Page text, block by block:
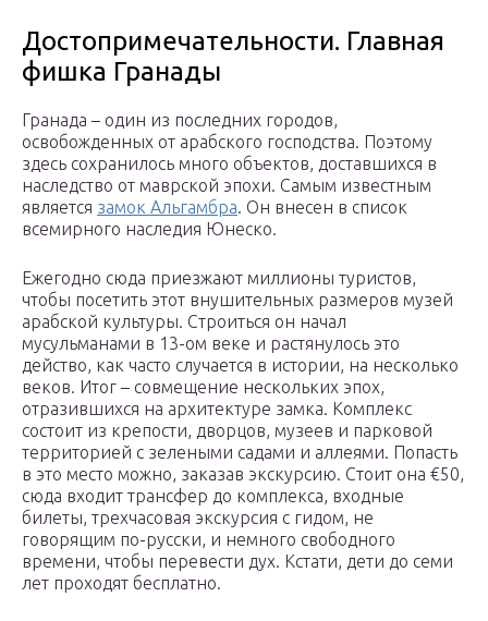
Достопримечательности. Главная
фишка Гранады
Гранада – один из последних городов,
освобожденных от арабского господства. Поэтому
здесь сохранилось много объектов, доставшихся в
наследство от маврской эпохи. Самым известным
является замок Альгамбра. Он внесен в список
всемирного наследия Юнеско.
Ежегодно сюда приезжают миллионы туристов,
чтобы посетить этот внушительных размеров музей
арабской культуры. Строиться он начал
мусульманами в 13-ом веке и растянулось это
действо, как часто случается в истории, на несколько
веков. Итог – совмещение нескольких эпох,
отразившихся на архитектуре замка. Комплекс
состоит из крепости, дворцов, музеев и парковой
территорией с зелеными садами и аллеями. Попасть
в это место можно, заказав экскурсию. Стоит она €50,
сюда входит трансфер до комплекса, входные
билеты, трехчасовая экскурсия с гидом, не
говорящим по-русски, и немного свободного
времени, чтобы перевести дух. Кстати, дети до семи
лет проходят бесплатно.